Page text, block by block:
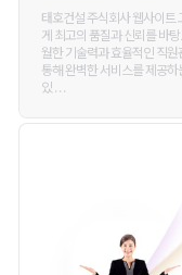
태호건설 주식회사 웹사이트
게 최고의 품질과 신뢰를 바
월한 기술력과 효율적인 직원
통해 완벽한 서비스를 제공하
있 . . .